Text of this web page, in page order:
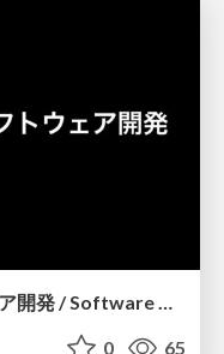
AIで加速する文化祭ソフトウェア開発 / Software Development for School Festivals Accelerated by AI
0 65